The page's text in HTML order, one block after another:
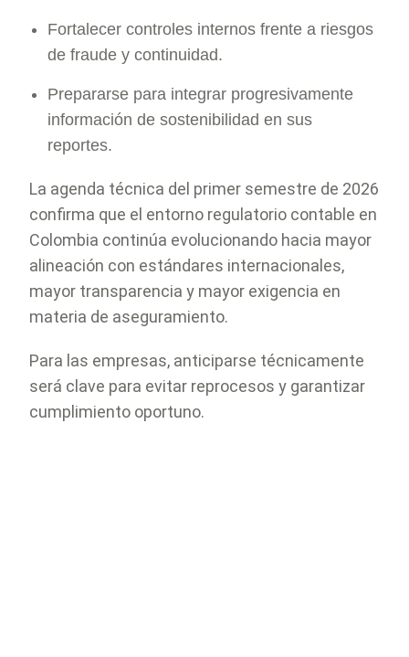
Fortalecer controles internos frente a riesgos
de fraude y continuidad.
Prepararse para integrar progresivamente
información de sostenibilidad en sus
reportes.
La agenda técnica del primer semestre de 2026
confirma que el entorno regulatorio contable en
Colombia continúa evolucionando hacia mayor
alineación con estándares internacionales,
mayor transparencia y mayor exigencia en
materia de aseguramiento.
Para las empresas, anticiparse técnicamente
será clave para evitar reprocesos y garantizar
cumplimiento oportuno.